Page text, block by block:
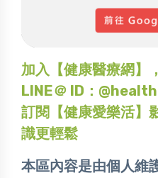
加入【健康醫療網】
LINE＠ ID：
訂閱【健康愛樂活】
識更輕鬆
本區內容是由個人維